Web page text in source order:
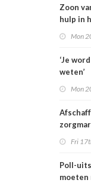
Zoon
hulp in
Mon
‘Je
weten’
Mon
Fri
Poll-
moeten